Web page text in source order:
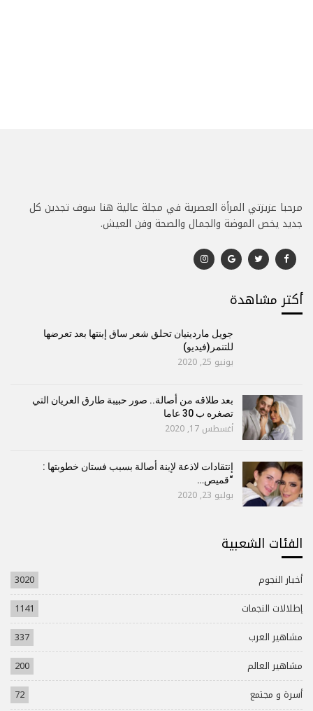
مرحبا عزيزتي المرأة العصرية في مجلة عالية هنا سوف تجدين كل
جديد يخص الموضة والجمال والصحة وفن العيش.
أكتر مشاهدة
جويل ماردينيان تحلق شعر ساق إبنتها بعد تعرضها
للتنمر(فيديو)
يونيو 25, 2020
بعد طلاقه من أصالة.. صور حبيبة طارق العريان التي
تصغره ب 30 عاما
أغسطس 17, 2020
إنتقادات لاذعة لإبنة أصالة بسبب فستان خطوبتها :
“قميص…
يوليو 23, 2020
الفئات الشعبية
أخبار النجوم
3020
إطلالات النجمات
1141
مشاهير العرب
337
مشاهير العالم
200
أسرة و مجتمع
72